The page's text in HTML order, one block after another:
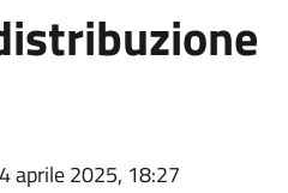
aprile 2025, 18:27